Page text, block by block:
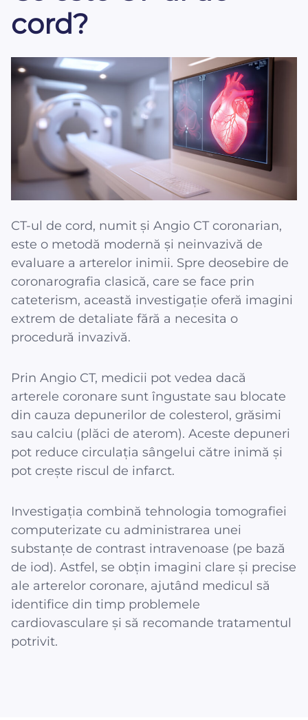
cord?
CT-ul de cord, numit și Angio CT coronarian,
este o metodă modernă și neinvazivă de
evaluare a arterelor inimii. Spre deosebire de
coronarografia clasică, care se face prin
cateterism, această investigație oferă imagini
extrem de detaliate fără a necesita o
procedură invazivă.
Prin Angio CT, medicii pot vedea dacă
arterele coronare sunt îngustate sau blocate
din cauza depunerilor de colesterol, grăsimi
sau calciu (plăci de aterom). Aceste depuneri
pot reduce circulația sângelui către inimă și
pot crește riscul de infarct.
Investigația combină tehnologia tomografiei
computerizate cu administrarea unei
substanțe de contrast intravenoase (pe bază
de iod). Astfel, se obțin imagini clare și precise
ale arterelor coronare, ajutând medicul să
identifice din timp problemele
cardiovasculare și să recomande tratamentul
potrivit.